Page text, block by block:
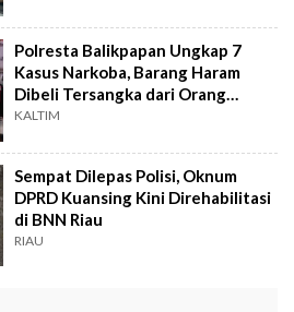
Polresta Balikpapan Ungkap 7
Kasus Narkoba, Barang Haram
Dibeli Tersangka dari Orang
Berinisial W
KALTIM
Sempat Dilepas Polisi, Oknum
DPRD Kuansing Kini Direhabilitasi
di BNN Riau
RIAU